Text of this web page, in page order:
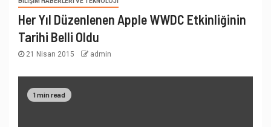
Her Yıl Düzenlenen Apple WWDC Etkinliğinin
Tarihi Belli Oldu
21 Nisan 2015 admin
1 min read